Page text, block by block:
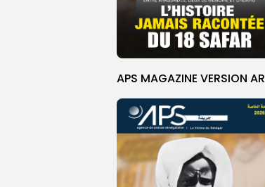
APS MAGAZINE VERSION AR